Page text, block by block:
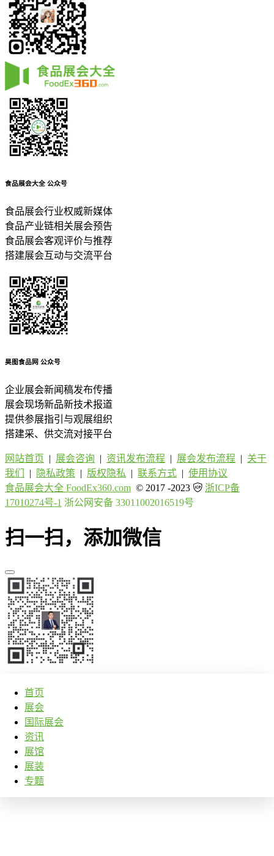
首页
展会
国际展会
资讯
展馆
展装
专题
食品展会大全 公众号
食品展会行业权威新媒体
食品产业链相关展会预告
食品展会客观评价与推荐
搭建展会互动与交流平台
昊图食品网 公众号
企业展会新闻稿发布传播
展会现场新品新技术报道
提供参展指引与观展组织
搭建采、供交流对接平台
网站首页 | 展会咨询 | 资讯发布流程 | 展会发布流程 | 关于
我们
| 隐私政策 | 版权隐私 | 联系方式 | 使用协议
食品展会大全 FoodEx360.com © 2017 -2023
浙ICP备
17010274号-1 浙公网安备 33011002016519号
扫一扫，添加微信